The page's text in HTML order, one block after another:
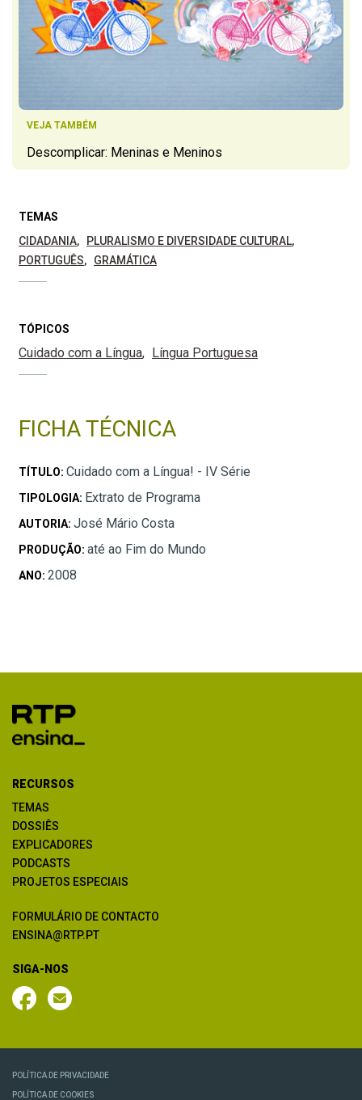
VEJA TAMBÉM
Descomplicar: Meninas e Meninos
TEMAS
CIDADANIA
PLURALISMO E DIVERSIDADE CULTURAL
PORTUGUÊS
GRAMÁTICA
TÓPICOS
Cuidado com a Língua Língua Portuguesa
FICHA TÉCNICA
TÍTULO: Cuidado com a Língua! - IV Série
TIPOLOGIA: Extrato de Programa
AUTORIA: José Mário Costa
PRODUÇÃO: até ao Fim do Mundo
ANO: 2008
RECURSOS
TEMAS
DOSSIÊS
EXPLICADORES
PODCASTS
PROJETOS ESPECIAIS
FORMULÁRIO DE CONTACTO
ENSINA@RTP.PT
SIGA-NOS
POLÍTICA DE PRIVACIDADE
POLÍTICA DE COOKIES